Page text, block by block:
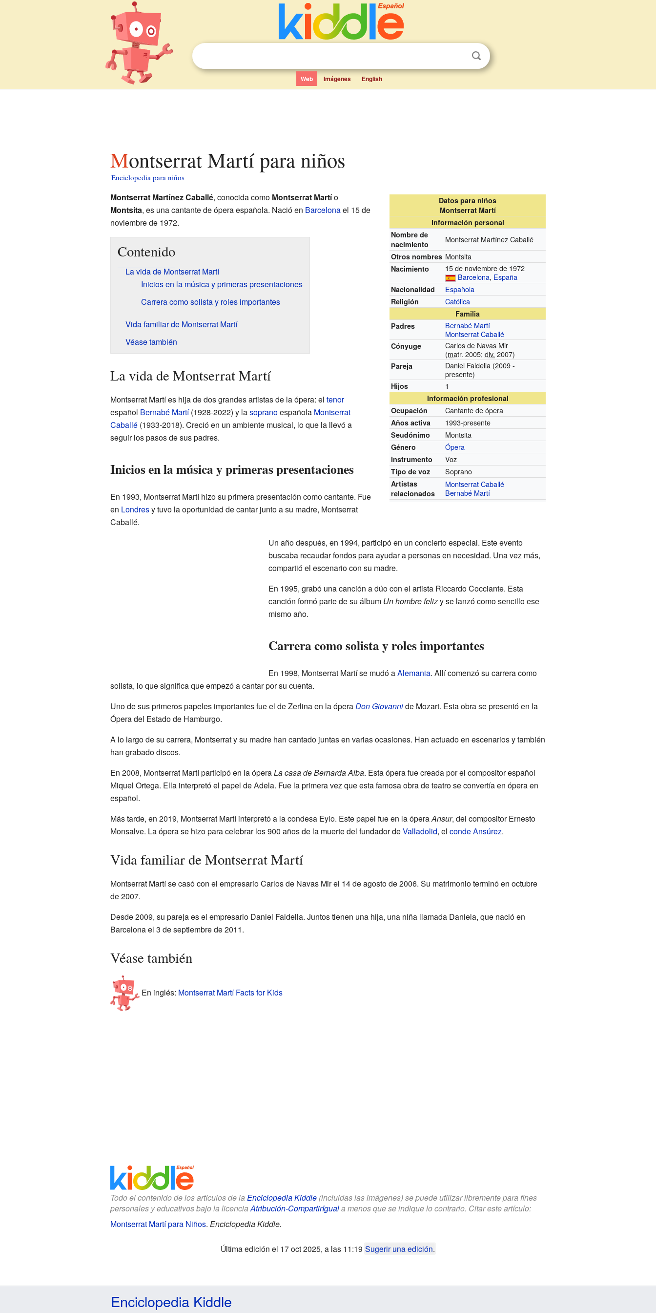
Web Imágenes English
Montserrat Martí para niños
Enciclopedia para niños
Datos para niños
Montserrat Martí
Información personal
Nombre de
nacimiento
Montserrat Martínez Caballé
Otros nombres Montsita
Nacimiento
15 de noviembre de 1972
Barcelona, España
Nacionalidad Española
Religión Católica
Familia
Padres
Bernabé Martí
Montserrat Caballé
Cónyuge
Carlos de Navas Mir
(matr. 2005;div. 2007)
Pareja
Daniel Faidella (2009 -
presente)
Hijos 1
Información profesional
Ocupación
Cantante de ópera
Años activa 1993-presente
Seudónimo Montsita
Género Ópera
Instrumento Voz
Tipo de voz Soprano
Artistas
relacionados
Montserrat Caballé
Bernabé Martí
Montserrat Martínez Caballé, conocida como Montserrat Martío
Montsita, es una cantante de ópera española. Nació en Barcelonael 15 de
noviembre de 1972.
Contenido
La vida de Montserrat Martí
Inicios en la música y primeras presentaciones
Carrera como solista y roles importantes
Vida familiar de Montserrat Martí
Véase también
La vida de Montserrat Martí
Montserrat Martí es hija de dos grandes artistas de la ópera: el tenor
español Bernabé Martí(1928-2022) y lasopranoespañola Montserrat
Caballé(1933-2018). Creció en un ambiente musical, lo que la llevó a
seguir los pasos de sus padres.
Inicios en la música y primeras presentaciones
En 1993, Montserrat Martí hizo su primera presentación como cantante. Fue
en Londresy tuvo la oportunidad de cantar junto a su madre, Montserrat
Caballé.
Un año después, en 1994, participó en un concierto especial. Este evento
buscaba recaudar fondos para ayudar a personas en necesidad. Una vez más,
compartió el escenario con su madre.
En 1995, grabó una canción a dúo con el artista Riccardo Cocciante. Esta
canción formó parte de su álbum Un hombre felizy se lanzó como sencillo ese
mismo año.
Carrera como solista y roles importantes
En 1998, Montserrat Martí se mudó aAlemania. Allí comenzó su carrera como
solista, lo que significa que empezó a cantar por su cuenta.
Uno de sus primeros papeles importantes fue el de Zerlina en la óperaDon Giovannide Mozart. Esta obra se presentó en la
Ópera del Estado de Hamburgo.
A lo largo de su carrera, Montserrat y su madre han cantado juntas en varias ocasiones. Han actuado en escenarios y también
han grabado discos.
En 2008, Montserrat Martí participó en la óperaLa casa de Bernarda Alba. Esta ópera fue creada por el compositor español
Miquel Ortega. Ella interpretó el papel de Adela. Fue la primera vez que esta famosa obra de teatro se convertía en ópera en
español.
Más tarde, en 2019, Montserrat Martí interpretó a la condesa Eylo. Este papel fue en la óperaAnsur, del compositor Ernesto
Monsalve. La ópera se hizo para celebrar los 900 años de la muerte del fundador deValladolid, el conde Ansúrez.
Vida familiar de Montserrat Martí
Montserrat Martí se casó con el empresario Carlos de Navas Mir el 14 de agosto de 2006. Su matrimonio terminó en octubre
de 2007.
Desde 2009, su pareja es el empresario Daniel Faidella. Juntos tienen una hija, una niña llamada Daniela, que nació en
Barcelona el 3 de septiembre de 2011.
Véase también
En inglés: Montserrat Martí Facts for Kids
Todo el contenido de los artículos de la Enciclopedia Kiddle(incluidas las imágenes) se puede utilizar libremente para fines
personales y educativos bajo la licenciaAtribución-CompartirIguala menos que se indique lo contrario. Citar este artículo:
Montserrat Martí para Niños. Enciclopedia Kiddle.
Última edición el 17 oct 2025, a las 11:19 Sugerir una edición.
Enciclopedia Kiddle